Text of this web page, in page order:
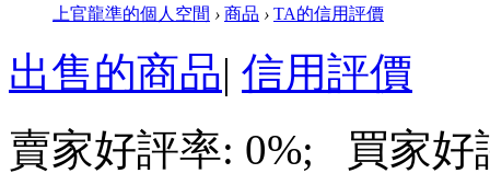
上官龍準的個人空間 › 商品 › TA的信用評價
出售的商品| 信用評價
賣家好評率: 0%; 買家好